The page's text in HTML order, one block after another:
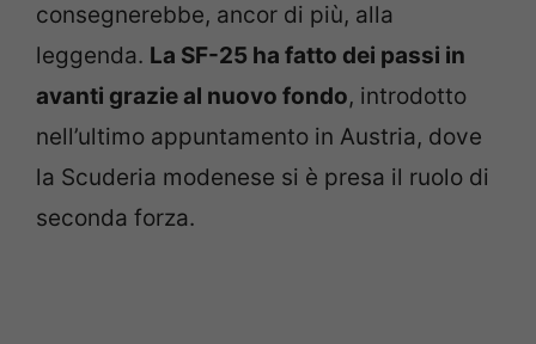
consegnerebbe, ancor di più, alla
leggenda. La SF-25 ha fatto dei passi in
avanti grazie al nuovo fondo, introdotto
nell’ultimo appuntamento in Austria, dove
la Scuderia modenese si è presa il ruolo di
seconda forza.